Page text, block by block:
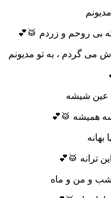
بی روحم و زردم 🥁💕
می گردم ، به تو مدیونم
عین شیشه
همیشه 🥁💕
بهانه
ترانه 🥁💕
و من و ماه